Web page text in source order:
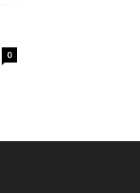
0